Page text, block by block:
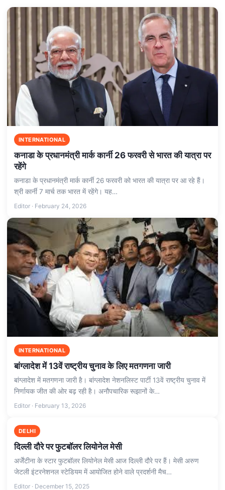
INTERNATIONAL
कनाडा के प्रधानमंत्री मार्क कार्नी 26 फरवरी से भारत की यात्रा पर
रहेंगे
कनाडा के प्रधानमंत्री मार्क कार्नी 26 फरवरी को भारत की यात्रा पर आ रहे हैं।
श्री कार्नी 7 मार्च तक भारत में रहेंगे। यह…
Editor · February 24, 2026
INTERNATIONAL
बांग्लादेश में 13वें राष्‍ट्रीय चुनाव के लिए मतगणना जारी
बांग्लादेश में मतगणना जारी है। बांग्‍लादेश नेशनलिस्‍ट पार्टी 13वें राष्‍ट्रीय चुनाव में
निर्णायक जीत की ओर बढ़ रही है। अनौपचारिक रूझानों के…
Editor · February 13, 2026
DELHI
दिल्ली दौरे पर फुटबॉलर लियोनेल मेसी
अर्जेंटीना के स्टार फुटबॉलर लियोनेल मेसी आज दिल्ली दौरे पर हैं। मेसी अरुण
जेटली इंटरनेशनल स्टेडियम में आयोजित होने वाले प्रदर्शनी मैच…
Editor · December 15, 2025